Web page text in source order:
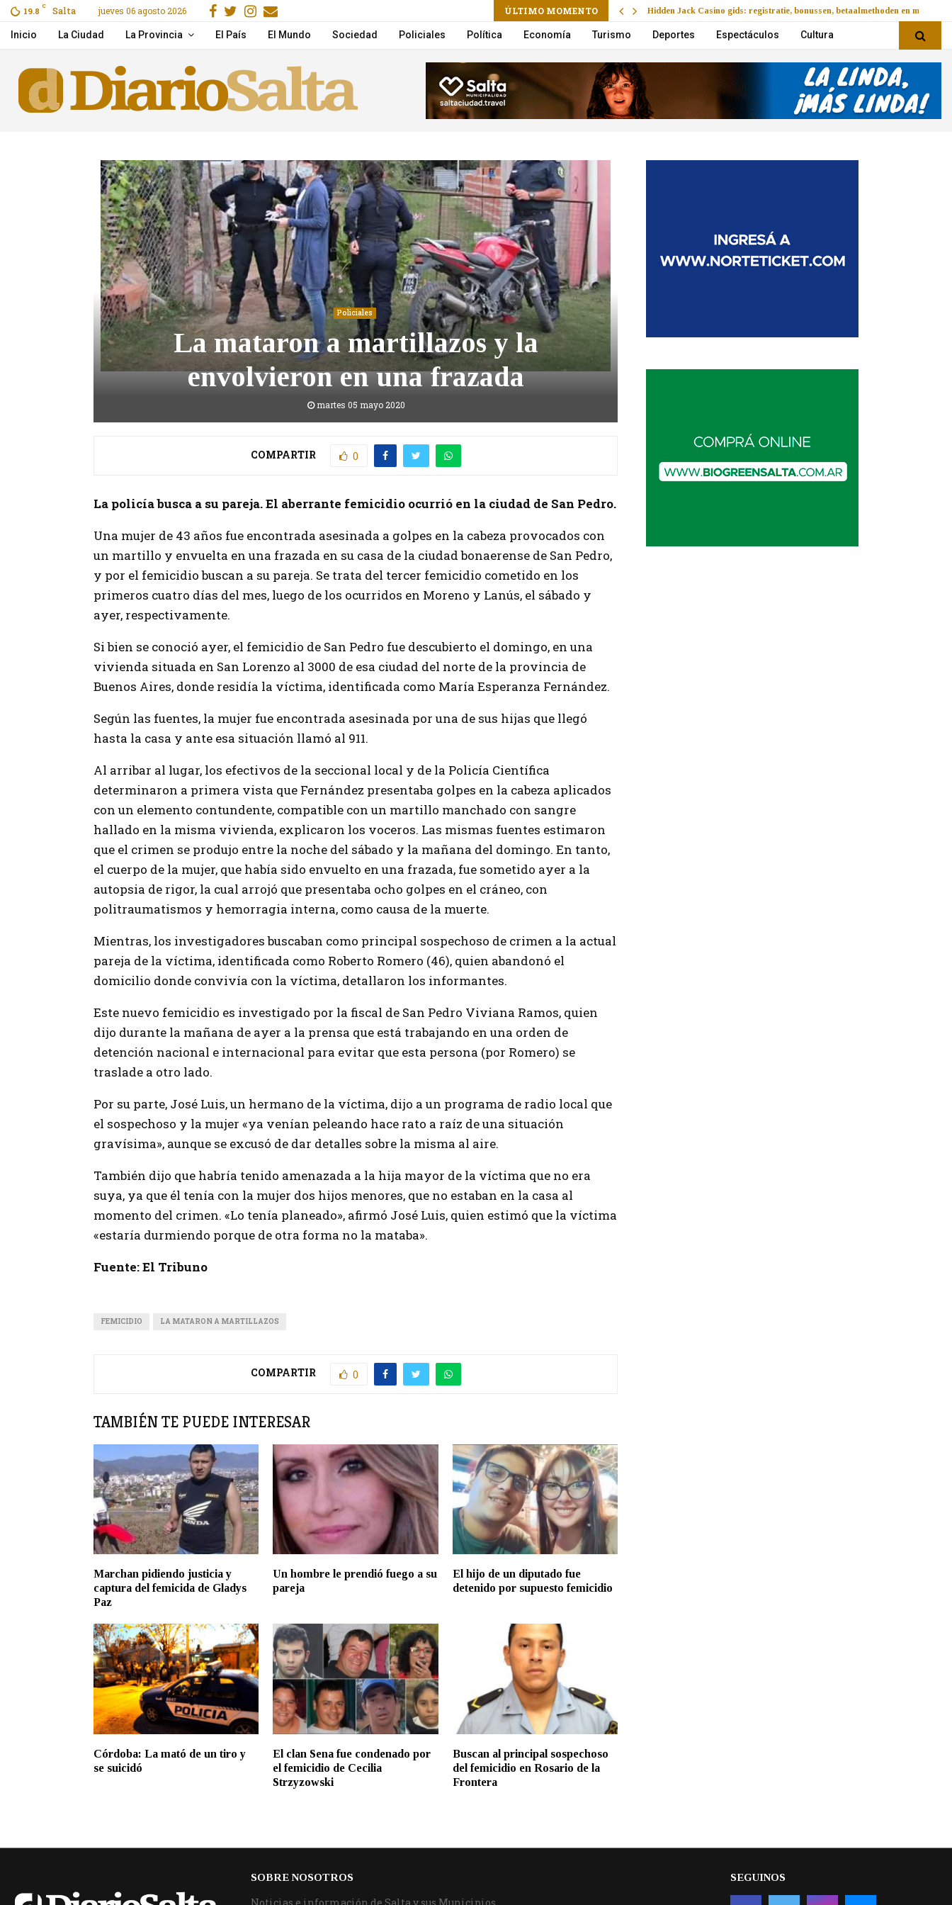
19.8 C Salta jueves 06 agosto 2026 ÚLTIMO MOMENTO
por Flow La pobreza volvió a subir en el primer trimestre de 2026 Hidden Jack Casino gids: registratie, bonussen, betaalmethoden en mobiel
Facebook
Gorjeo
Instagram
Email
Inicio La Ciudad La Provincia El País El Mundo Sociedad Policiales Política Economía Turismo Deportes Espectáculos Cultura
Policiales
La mataron a martillazos y la
envolvieron en una frazada
martes 05 mayo 2020
COMPARTIR 0
La policía busca a su pareja. El aberrante femicidio ocurrió en la ciudad de San Pedro.
Una mujer de 43 años fue encontrada asesinada a golpes en la cabeza provocados con
un martillo y envuelta en una frazada en su casa de la ciudad bonaerense de San Pedro,
y por el femicidio buscan a su pareja. Se trata del tercer femicidio cometido en los
primeros cuatro días del mes, luego de los ocurridos en Moreno y Lanús, el sábado y
ayer, respectivamente.
Si bien se conoció ayer, el femicidio de San Pedro fue descubierto el domingo, en una
vivienda situada en San Lorenzo al 3000 de esa ciudad del norte de la provincia de
Buenos Aires, donde residía la víctima, identificada como María Esperanza Fernández.
Según las fuentes, la mujer fue encontrada asesinada por una de sus hijas que llegó
hasta la casa y ante esa situación llamó al 911.
Al arribar al lugar, los efectivos de la seccional local y de la Policía Científica
determinaron a primera vista que Fernández presentaba golpes en la cabeza aplicados
con un elemento contundente, compatible con un martillo manchado con sangre
hallado en la misma vivienda, explicaron los voceros. Las mismas fuentes estimaron
que el crimen se produjo entre la noche del sábado y la mañana del domingo. En tanto,
el cuerpo de la mujer, que había sido envuelto en una frazada, fue sometido ayer a la
autopsia de rigor, la cual arrojó que presentaba ocho golpes en el cráneo, con
politraumatismos y hemorragia interna, como causa de la muerte.
Mientras, los investigadores buscaban como principal sospechoso de crimen a la actual
pareja de la víctima, identificada como Roberto Romero (46), quien abandonó el
domicilio donde convivía con la víctima, detallaron los informantes.
Este nuevo femicidio es investigado por la fiscal de San Pedro Viviana Ramos, quien
dijo durante la mañana de ayer a la prensa que está trabajando en una orden de
detención nacional e internacional para evitar que esta persona (por Romero) se
traslade a otro lado.
Por su parte, José Luis, un hermano de la víctima, dijo a un programa de radio local que
el sospechoso y la mujer «ya venían peleando hace rato a raíz de una situación
gravísima», aunque se excusó de dar detalles sobre la misma al aire.
También dijo que habría tenido amenazada a la hija mayor de la víctima que no era
suya, ya que él tenía con la mujer dos hijos menores, que no estaban en la casa al
momento del crimen. «Lo tenía planeado», afirmó José Luis, quien estimó que la víctima
«estaría durmiendo porque de otra forma no la mataba».
Fuente: El Tribuno
FEMICIDIO LA MATARON A MARTILLAZOS
COMPARTIR 0
TAMBIÉN TE PUEDE INTERESAR
Marchan pidiendo justicia y
captura del femicida de Gladys
Paz
Un hombre le prendió fuego a su
pareja
El hijo de un diputado fue
detenido por supuesto femicidio
Córdoba: La mató de un tiro y
se suicidó
El clan Sena fue condenado por
el femicidio de Cecilia
Strzyzowski
Buscan al principal sospechoso
del femicidio en Rosario de la
Frontera
SOBRE NOSOTROS
Noticias e información de Salta y sus Municipios
SEGUINOS